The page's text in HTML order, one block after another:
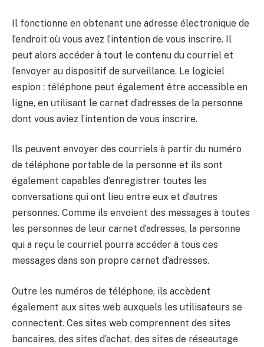
Il fonctionne en obtenant une adresse électronique de
l’endroit où vous avez l’intention de vous inscrire. Il
peut alors accéder à tout le contenu du courriel et
l’envoyer au dispositif de surveillance. Le logiciel
espion : téléphone peut également être accessible en
ligne, en utilisant le carnet d’adresses de la personne
dont vous aviez l’intention de vous inscrire.
Ils peuvent envoyer des courriels à partir du numéro
de téléphone portable de la personne et ils sont
également capables d’enregistrer toutes les
conversations qui ont lieu entre eux et d’autres
personnes. Comme ils envoient des messages à toutes
les personnes de leur carnet d’adresses, la personne
qui a reçu le courriel pourra accéder à tous ces
messages dans son propre carnet d’adresses.
Outre les numéros de téléphone, ils accèdent
également aux sites web auxquels les utilisateurs se
connectent. Ces sites web comprennent des sites
bancaires, des sites d’achat, des sites de réseautage